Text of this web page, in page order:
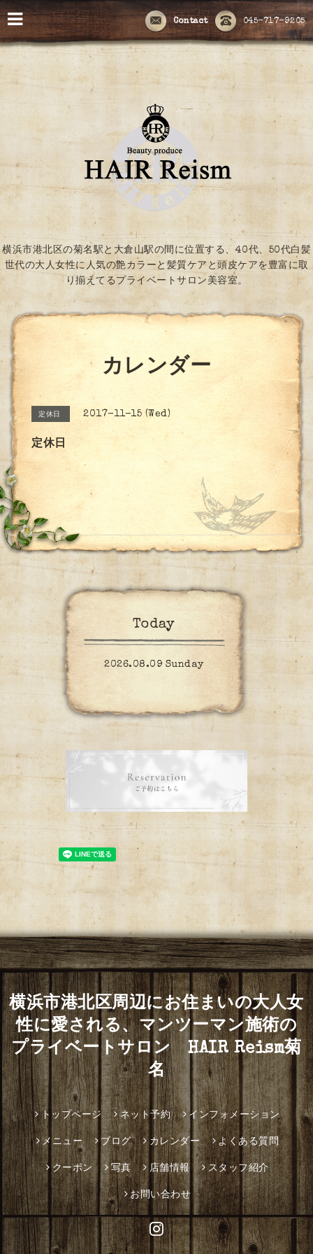
045-717-9205
Contact
横浜市港北区の菊名駅と大倉山駅の間に位置する、40代、50代白髪
世代の大人女性に人気の艶カラーと髪質ケアと頭皮ケアを豊富に取
り揃えてるプライベートサロン美容室。
カレンダー
定休日 2017-11-15 (Wed)
定休日
Today
2026.08.09 Sunday
横浜市港北区周辺にお住まいの大人女
性に愛される、マンツーマン施術の
プライベートサロン HAIR Reism菊
名
トップページ ネット予約 インフォメーション
メニュー ブログ カレンダー よくある質問
クーポン 写真 店舗情報 スタッフ紹介
お問い合わせ